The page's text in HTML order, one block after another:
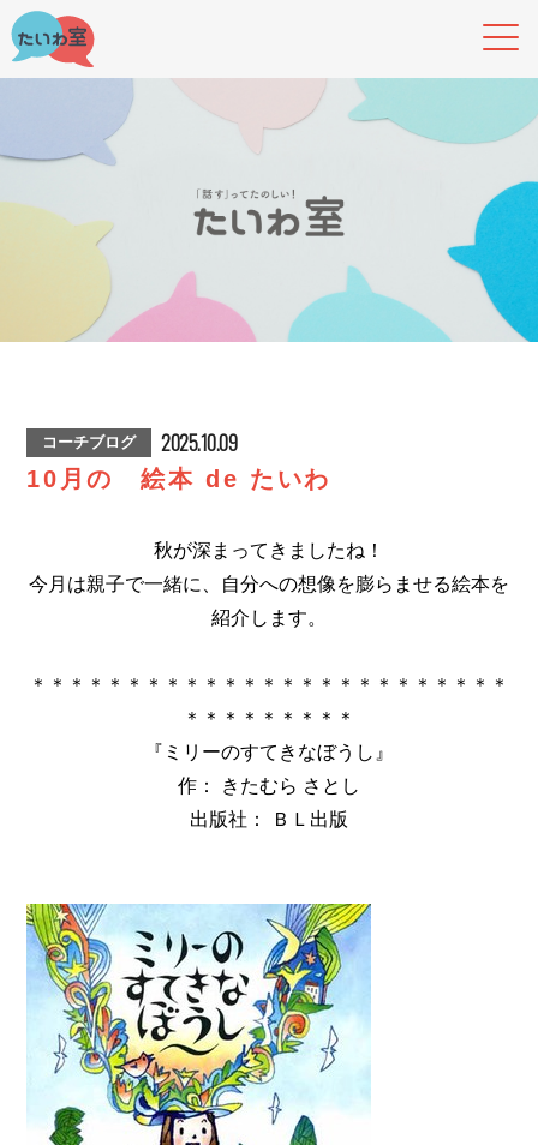
コーチブログ 2025.10.09
10月の 絵本 de たいわ
秋が深まってきましたね！
今月は親子で一緒に、自分への想像を膨らませる絵本を
紹介します。
＊＊＊＊＊＊＊＊＊＊＊＊＊＊＊＊＊＊＊＊＊＊＊＊＊
＊＊＊＊＊＊＊＊＊
『ミリーのすてきなぼうし』
作： きたむら さとし
出版社： ＢＬ出版